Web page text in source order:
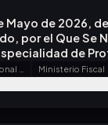
Mayo de 2026,
por el Que Se
de
y
de Valladolid a la
Ministerio Fiscal